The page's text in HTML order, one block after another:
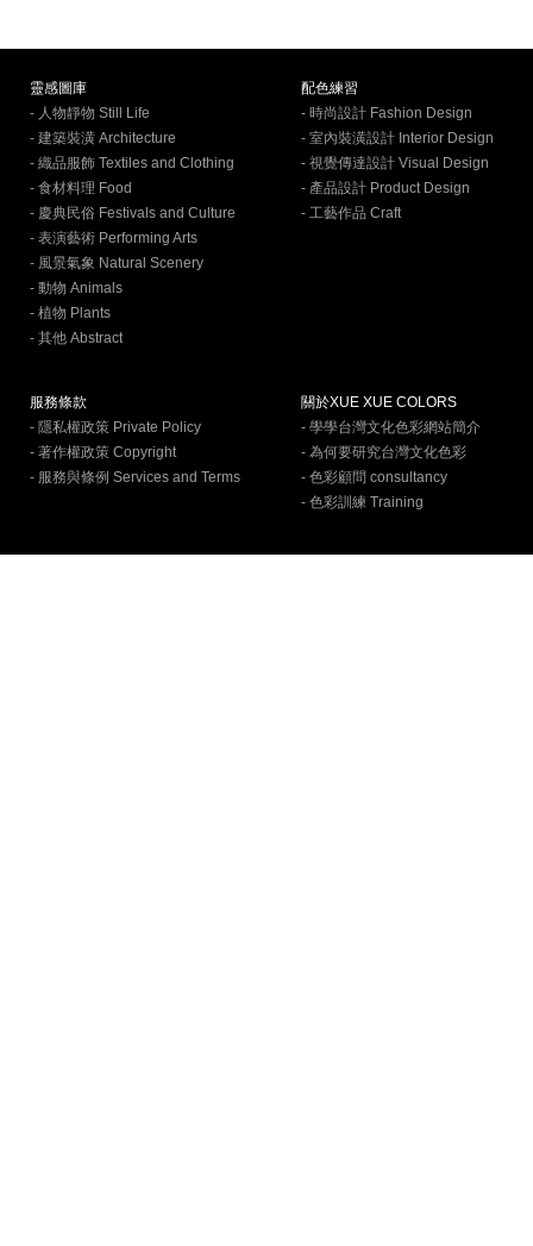
靈感圖庫
- 人物靜物 Still Life
- 建築裝潢 Architecture
- 織品服飾 Textiles and Clothing
- 食材料理 Food
- 慶典民俗 Festivals and Culture
- 表演藝術 Performing Arts
- 風景氣象 Natural Scenery
- 動物 Animals
- 植物 Plants
- 其他 Abstract
配色練習
- 時尚設計 Fashion Design
- 室內裝潢設計 Interior Design
- 視覺傳達設計 Visual Design
- 產品設計 Product Design
- 工藝作品 Craft
服務條款
- 隱私權政策 Private Policy
- 著作權政策 Copyright
- 服務與條例 Services and Terms
關於XUE XUE COLORS
- 學學台灣文化色彩網站簡介
- 為何要研究台灣文化色彩
- 色彩顧問 consultancy
- 色彩訓練 Training